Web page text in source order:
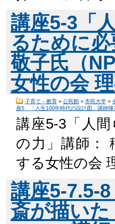
講座5-3「
るために
敬子氏（
女性の会
子育て・教育> 公民館> 市民大学>
座5．「人生100年時代の設計図」講師陣
講座5-3「人
の力」講師：
する女性の会
講座5-7.5-
斎が描いた